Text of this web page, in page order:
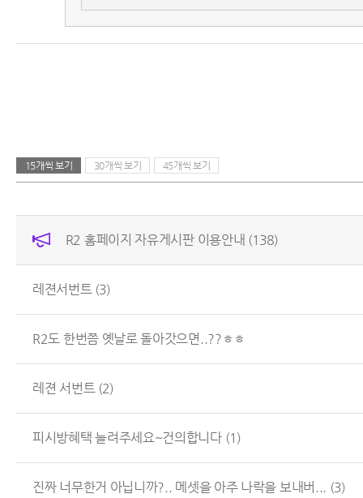
15개씩 보기 30개씩 보기 45개씩 보기
R2 홈페이지 자유게시판 이용안내 (138)
레젼서번트 (3)
R2도 한번쯤 옛날로 돌아갓으면..??ㅎㅎ
레젼 서번트 (2)
피시방혜택 늘려주세요~건의합니다 (1)
진짜 너무한거 아닙니까?.. 메셋을 아주 나락을 보내버... (3)